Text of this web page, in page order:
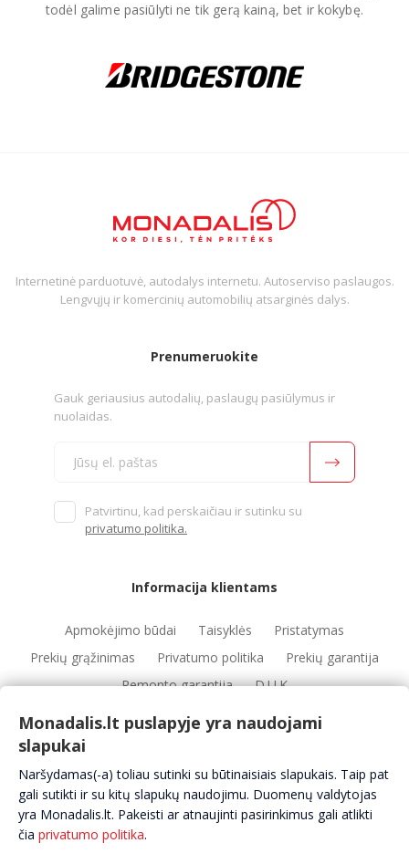
todėl galime pasiūlyti ne tik gerą kainą, bet ir kokybę.
Internetinė parduotuvė, autodalys internetu. Autoserviso paslaugos.
Lengvųjų ir komercinių automobilių atsarginės dalys.
Prenumeruokite
Gauk geriausius autodalių, paslaugų pasiūlymus ir
nuolaidas.
Patvirtinu, kad perskaičiau ir sutinku su
privatumo politika.
Informacija klientams
Apmokėjimo būdai Taisyklės
Pristatymas
Prekių grąžinimas
Privatumo politika
Prekių garantija
Remonto garantija
D.U.K
Automobilių servisai Automobilių dalys
Apie mus
Kontaktai
Monadalis.lt puslapyje yra naudojami
slapukai
Naršydamas(-a) toliau sutinki su būtinaisiais slapukais. Taip pat
gali sutikti ir su kitų slapukų naudojimu. Duomenų valdytojas
yra Monadalis.lt. Pakeisti ar atnaujinti pasirinkimus gali atlikti
čia privatumo politika.